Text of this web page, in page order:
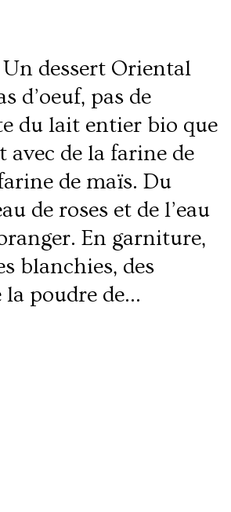
Un dessert Oriental
d’oeuf, pas de
du lait entier bio que
avec de la farine de
de maïs. Du
de roses et de l’eau
En garniture,
blanchies, des
la poudre de…